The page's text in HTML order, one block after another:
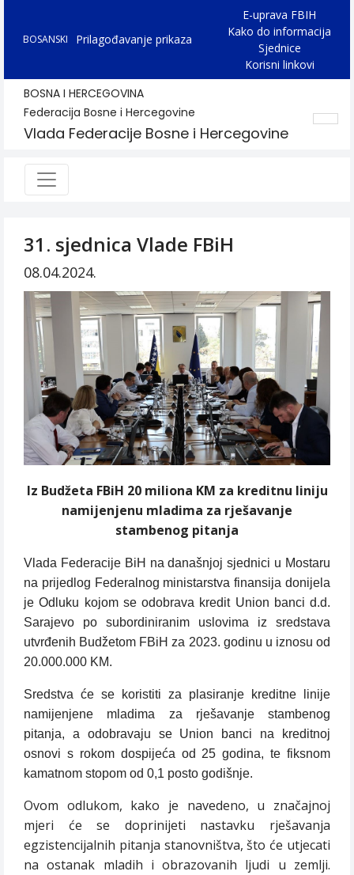
BOSANSKI Prilagođavanje prikaza
E-uprava FBIH
Kako do informacija
Sjednice
Korisni linkovi
BOSNA I HERCEGOVINA
Federacija Bosne i Hercegovine
Vlada Federacije Bosne i Hercegovine
31. sjednica Vlade FBiH
08.04.2024.
Iz Budžeta FBiH 20 miliona KM za kreditnu liniju
namijenjenu mladima za rješavanje
stambenog pitanja
Vlada Federacije BiH na današnjoj sjednici u Mostaru
na prijedlog Federalnog ministarstva finansija donijela
je Odluku kojom se odobrava kredit Union banci d.d.
Sarajevo po subordiniranim uslovima iz sredstava
utvrđenih Budžetom FBiH za 2023. godinu u iznosu od
20.000.000 KM.
Sredstva će se koristiti za plasiranje kreditne linije
namijenjene mladima za rješavanje stambenog
pitanja, a odobravaju se Union banci na kreditnoj
osnovi s rokom dospijeća od 25 godina, te fiksnom
kamatnom stopom od 0,1 posto godišnje.
Ovom odlukom, kako je navedeno, u značajnoj
mjeri će se doprinijeti nastavku rješavanja
egzistencijalnih pitanja stanovništva, što će utjecati
na ostanak mladih i obrazovanih ljudi u zemlji.